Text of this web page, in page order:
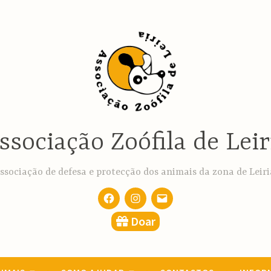
Zoófila de
de defesa e protecção dos animais da zona de
FacebookInstagram
email
Doar